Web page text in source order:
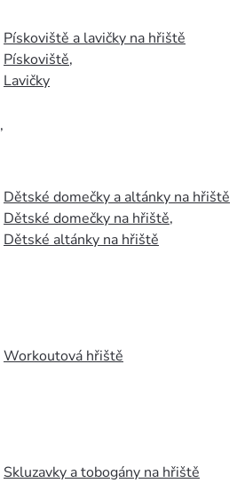
,
Pískoviště a lavičky na hřiště
Pískoviště,
Lavičky
Dětské domečky a altánky na hřiště
Dětské domečky na hřiště,
Dětské altánky na hřiště
Workoutová hřiště
Skluzavky a tobogány na hřiště